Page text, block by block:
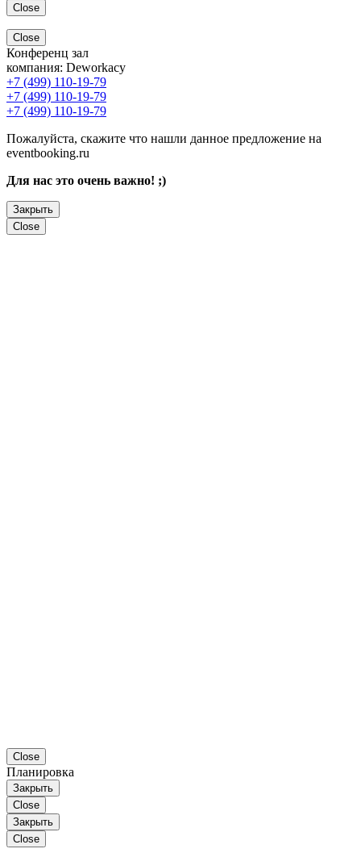
Close
Close
Конференц зал
компания: Deworkacy
+7 (499) 110-19-79
+7 (499) 110-19-79
+7 (499) 110-19-79
Пожалуйста, скажите что нашли данное предложение на
eventbooking.ru
Для нас это очень важно! ;)
Закрыть
Close
Close
Планировка
Закрыть
Close
Закрыть
Close